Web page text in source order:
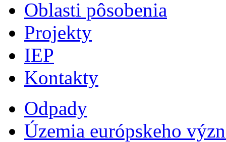
Oblasti pôsobenia
Projekty
IEP
Kontakty
Odpady
Územia európskeho